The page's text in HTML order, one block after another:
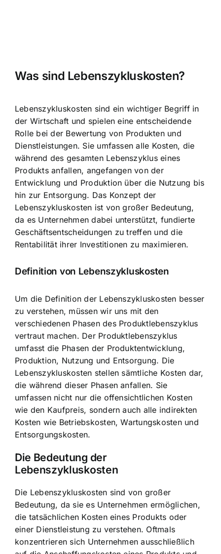
Was sind Lebenszykluskosten?
Lebenszykluskosten sind ein wichtiger Begriff in
der Wirtschaft und spielen eine entscheidende
Rolle bei der Bewertung von Produkten und
Dienstleistungen. Sie umfassen alle Kosten, die
während des gesamten Lebenszyklus eines
Produkts anfallen, angefangen von der
Entwicklung und Produktion über die Nutzung bis
hin zur Entsorgung. Das Konzept der
Lebenszykluskosten ist von großer Bedeutung,
da es Unternehmen dabei unterstützt, fundierte
Geschäftsentscheidungen zu treffen und die
Rentabilität ihrer Investitionen zu maximieren.
Definition von Lebenszykluskosten
Um die Definition der Lebenszykluskosten besser
zu verstehen, müssen wir uns mit den
verschiedenen Phasen des Produktlebenszyklus
vertraut machen. Der Produktlebenszyklus
umfasst die Phasen der Produktentwicklung,
Produktion, Nutzung und Entsorgung. Die
Lebenszykluskosten stellen sämtliche Kosten dar,
die während dieser Phasen anfallen. Sie
umfassen nicht nur die offensichtlichen Kosten
wie den Kaufpreis, sondern auch alle indirekten
Kosten wie Betriebskosten, Wartungskosten und
Entsorgungskosten.
Die Bedeutung der
Lebenszykluskosten
Die Lebenszykluskosten sind von großer
Bedeutung, da sie es Unternehmen ermöglichen,
die tatsächlichen Kosten eines Produkts oder
einer Dienstleistung zu verstehen. Oftmals
konzentrieren sich Unternehmen ausschließlich